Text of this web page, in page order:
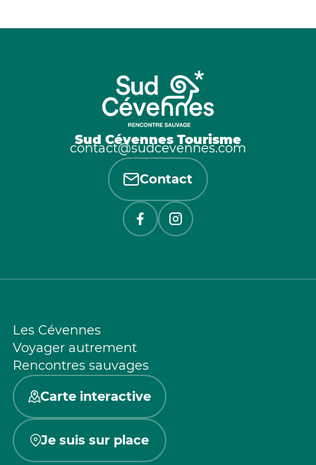
Sud Cévennes Tourisme
contact@sudcevennes.com
Contact
Les Cévennes
Voyager autrement
Rencontres sauvages
Carte interactive
Je suis sur place